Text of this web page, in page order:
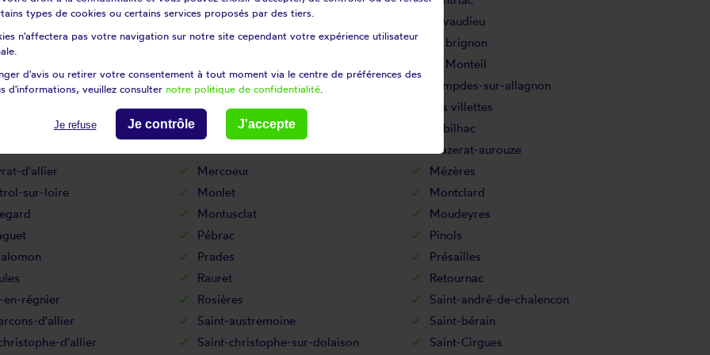
Laval-sur-doulon
Lavaudieu
sur-loire Le bouchet-saint-nicolas
Le brignon
Le Monteil
en-Velay Le Vernet
Lempdes-sur-allagnon
Les vastres
Les villettes
Lubilhac
Mazerat-aurouze
d'allier Mercoeur
Mézères
sur-loire Monlet
Montclard
Montusclat
Moudeyres
Pébrac
Pinols
Prades
Présailles
Rauret
Retournac
en-régnier Rosières
Saint-andré-de-chalencon
d'allier Saint-austremoine
Saint-bérain
d'allier Saint-christophe-sur-dolaison
Saint-Cirgues
types de cookies ou certains services proposés par des tiers.
n'affectera pas votre navigation sur notre site cependant votre expérience utilisateur
d'avis ou retirer votre consentement à tout moment via le centre de préférences des
d'informations, veuillez consulter notre politique de confidentialité
Je refuse Je contrôle J'accepte